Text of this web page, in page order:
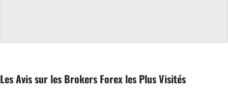
Indices
Les Avis sur les Brokers Forex les Plus Visités